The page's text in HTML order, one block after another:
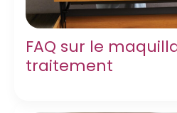
FAQ sur le
traitement